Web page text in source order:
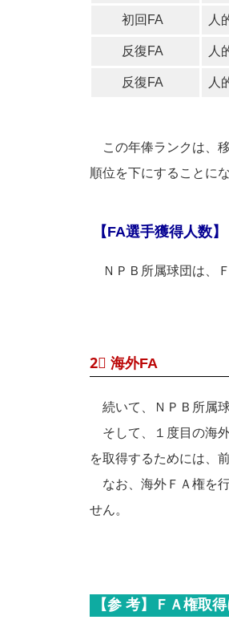
初回FA 人
反復FA 人
反復FA 人
この年俸ランクは、
順位を下にすることにな
【FA選手獲得人数】
ＮＰＢ所属球団は、
2⃣ 海外FA
続いて、ＮＰＢ所属
そして、１度目の海
を取得するためには、
なお、海外ＦＡ権を
せん。
【参 考】ＦＡ権取